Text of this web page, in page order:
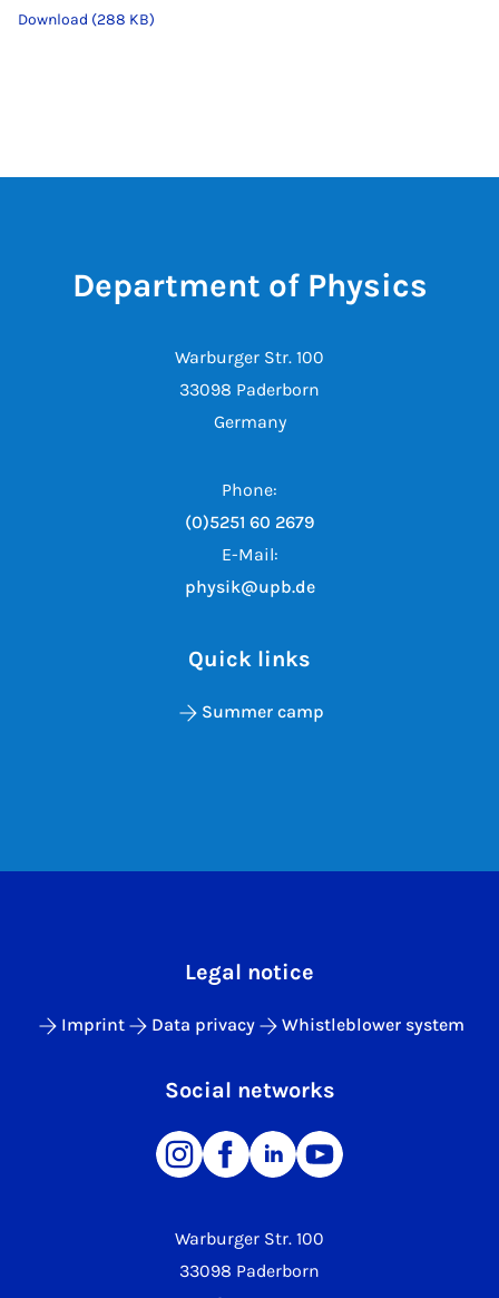
Download (288 KB)
Department of Physics
Warburger Str. 100
33098 Paderborn
Germany
Phone:
(0)5251 60 2679
E-Mail:
physik@upb.de
Quick links
Summer camp
Warburger Str. 100
33098 Paderborn
Legal notice
Imprint Data privacy Whistleblower system
Social networks